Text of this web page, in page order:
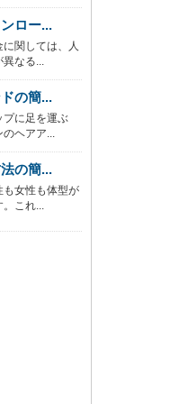
ロー...
関しては、人
異なる...
の簡...
プに足を運ぶ
のヘアア...
の簡...
も女性も体型が
。これ...